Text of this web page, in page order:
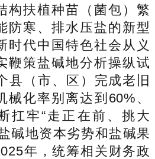
构扶植种苗（菌包）繁
防寒、排水压盐的新型
时代中国特色社会从义
鞭策盐碱地分析操纵试
县（市、区）完成老旧
化率别离达到60%、
扛牢“走正在前、挑大
碱地资本劣势和盐碱果
年，统筹相关财务政